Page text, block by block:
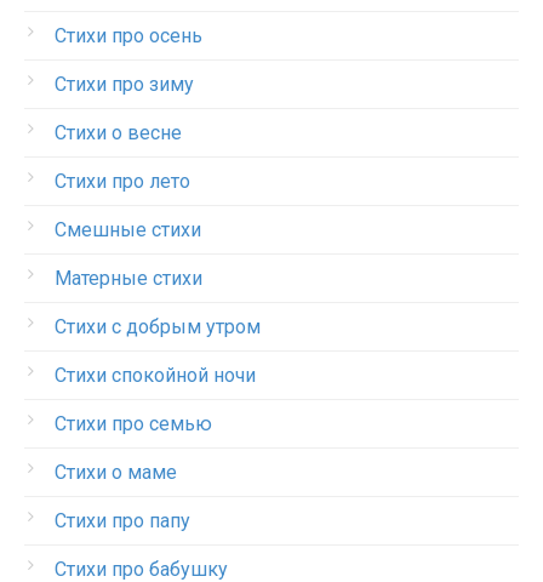
Стихи про осень
Стихи про зиму
Стихи о весне
Стихи про лето
Смешные стихи
Матерные стихи
Стихи с добрым утром
Стихи спокойной ночи
Стихи про семью
Стихи о маме
Стихи про папу
Стихи про бабушку